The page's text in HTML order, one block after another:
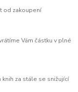
od zakoupení
Vám částku v plné
knih za stále se snižující